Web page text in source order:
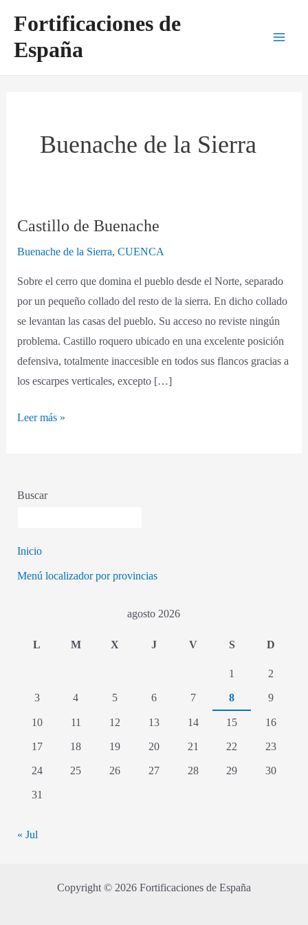
contenido
Fortificaciones de
España
Buenache de la Sierra
Castillo de Buenache
Buenache de la Sierra,CUENCA
Sobre el cerro que domina el pueblo desde el Norte, separado
por un pequeño collado del resto de la sierra. En dicho collado
se levantan las casas del pueblo. Su acceso no reviste ningún
problema. Castillo roquero ubicado en una excelente posición
defensiva, totalmente inaccesible en todos sus flancos gracias a
los escarpes verticales, excepto […]
Castillo
Leer más »
Buscar
Inicio
Menú localizador por provincias
agosto 2026
L M X J V S D
1
2
3
4 5 6 7 8
9
10
11 12 13 14 15
16
17
18 19 20 21 22
23
24
25 26 27 28 29
30
31
« Jul
Copyright © 2026 Fortificaciones de España